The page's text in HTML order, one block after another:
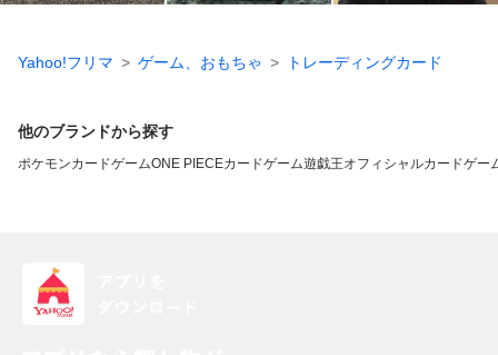
Yahoo!フリマ ゲーム、おもちゃ トレーディングカード
他のブランドから探す
ポケモンカードゲームONE PIECEカードゲーム遊戯王オフィシャルカードゲー